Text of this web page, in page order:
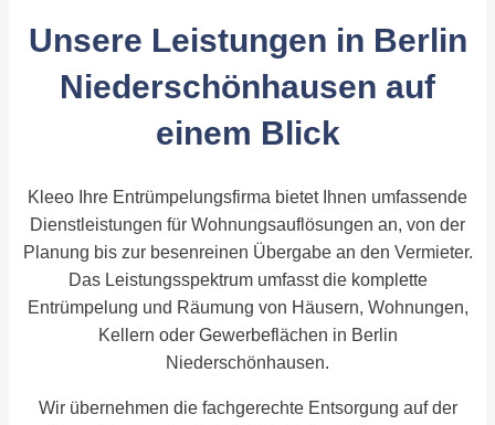
Unsere Leistungen in Berlin
Niederschönhausen auf
einem Blick
Kleeo Ihre Entrümpelungsfirma bietet Ihnen umfassende
Dienstleistungen für Wohnungsauflösungen an, von der
Planung bis zur besenreinen Übergabe an den Vermieter.
Das Leistungsspektrum umfasst die komplette
Entrümpelung und Räumung von Häusern, Wohnungen,
Kellern oder Gewerbeflächen in Berlin
Niederschönhausen.
Wir übernehmen die fachgerechte Entsorgung auf der